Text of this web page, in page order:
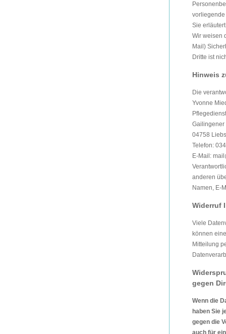
vorliegende
Sie
Wir weisen
Mail)
Dritte ist
Hinweis
Die
Yvonne
Gailingener
04758
Telefon:
E-Mail:
anderen
Namen, E-
Widerruf
Viele
können
Mitteilung
gegen
Wenn die
haben Sie
gegen die